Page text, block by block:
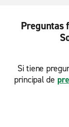
Preguntas
Si tiene
principal de